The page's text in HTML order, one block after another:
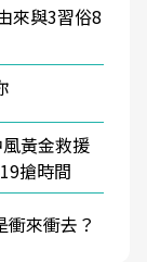
來與3習俗8
黃金救援
搶時間
來衝去？